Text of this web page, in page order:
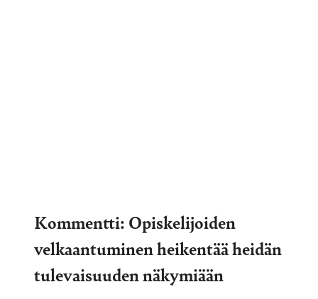
Kommentti: Opiskelijoiden
velkaantuminen heikentää heidän
tulevaisuuden näkymiään